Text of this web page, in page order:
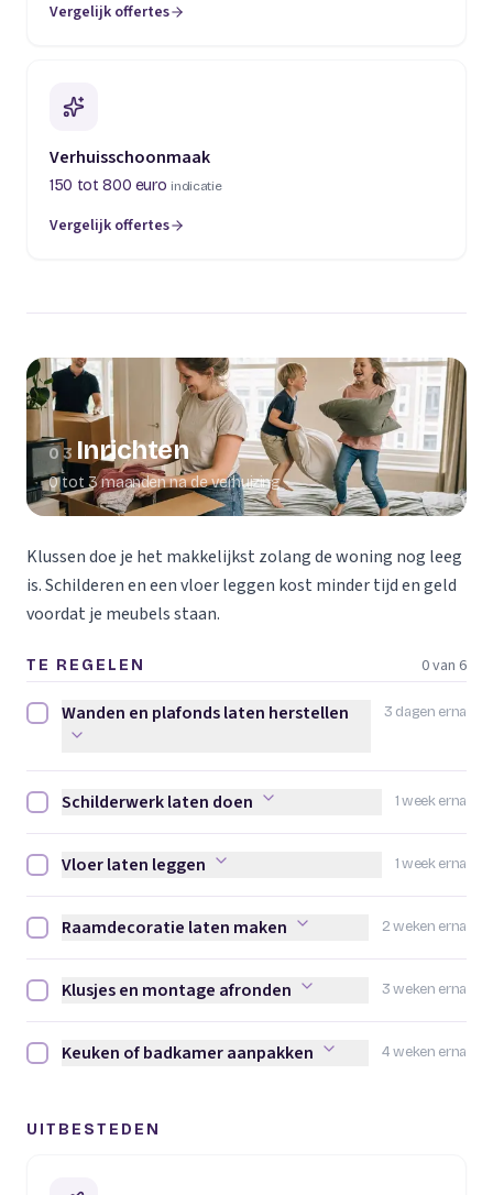
Vergelijk offertes
(opent in een nieuw tabblad)
Verhuisschoonmaak
150 tot 800 euro indicatie
Vergelijk offertes
(opent in een nieuw tabblad)
03 Inrichten
0 tot 3 maanden na de verhuizing
Klussen doe je het makkelijkst zolang de woning nog leeg
is. Schilderen en een vloer leggen kost minder tijd en geld
voordat je meubels staan.
TE REGELEN 0 van 6
3 dagen erna
Wanden en plafonds laten herstellen afvinken
Wanden en plafonds laten herstellen
1 week erna
Schilderwerk laten doen afvinken
Schilderwerk laten doen
1 week erna
Vloer laten leggen afvinken
Vloer laten leggen
2 weken erna
Raamdecoratie laten maken afvinken
Raamdecoratie laten maken
3 weken erna
Klusjes en montage afronden afvinken
Klusjes en montage afronden
4 weken erna
Keuken of badkamer aanpakken afvinken
Keuken of badkamer aanpakken
UITBESTEDEN